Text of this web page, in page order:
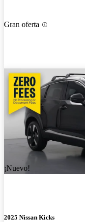
Gran oferta
¡Nuevo!
2025 Nissan Kicks